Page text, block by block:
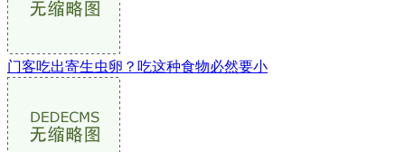
门客吃出寄生虫卵？吃这种食物必然要小